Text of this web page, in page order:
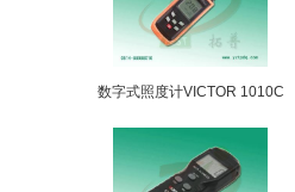
数字式照度计VICTOR 1010C